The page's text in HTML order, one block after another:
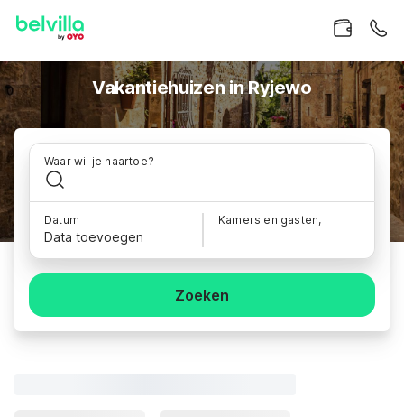
Vakantiehuizen in Ryjewo
Waar wil je naartoe?
Datum
Data toevoegen
Kamers en gasten,
Zoeken